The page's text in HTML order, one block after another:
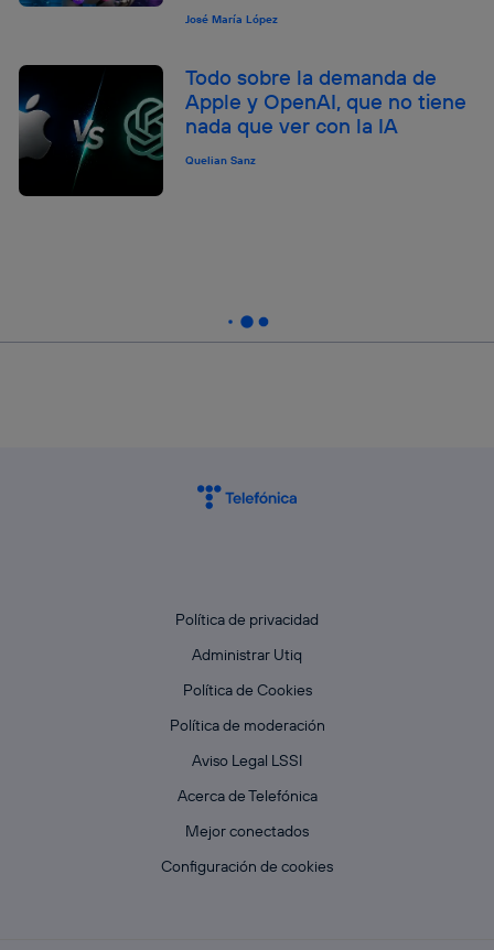
José María López
Todo sobre la demanda de
Apple y OpenAI, que no tiene
nada que ver con la IA
Quelian Sanz
Política de privacidad
Administrar Utiq
Política de Cookies
Política de moderación
Aviso Legal LSSI
Acerca de Telefónica
Mejor conectados
Configuración de cookies